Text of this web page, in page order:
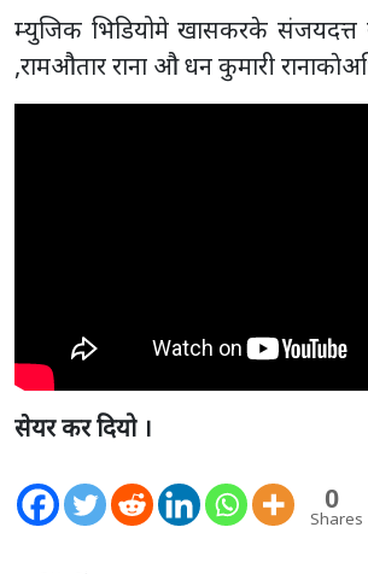
म्युजिक भिडियोमे खासकरके संजयदत्त
,रामऔतार राना औ धन कुमारी
सेयर कर दियो ।
0
Shares